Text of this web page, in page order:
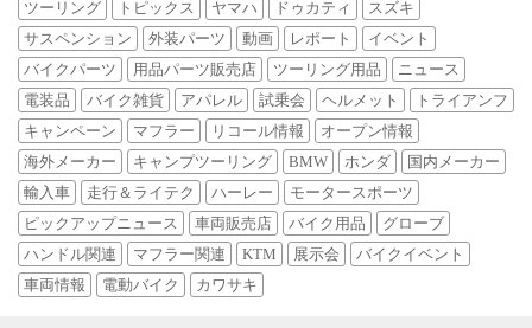
ツーリング トピックス ヤマハ ドゥカティ
スズキ
サスペンション
外装パーツ 動画 レポート
イベント
バイクパーツ
用品パーツ販売店 ツーリング用品
ニュース
電装品
バイク雑貨 アパレル 試乗会 ヘルメット
トライアンフ
キャンペーン
マフラー リコール情報
オープン情報
海外メーカー
キャンプツーリング BMW ホンダ
国内メーカー
輸入車
走行＆ライテク ハーレー
モータースポーツ
ピックアップニュース
車両販売店 バイク用品
グローブ
ハンドル関連
マフラー関連 KTM 展示会
バイクイベント
車両情報
電動バイク カワサキ